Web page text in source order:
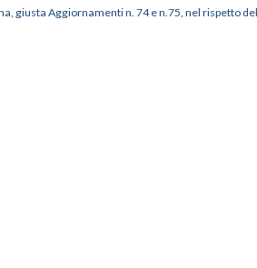
giusta Aggiornamenti n. 74 e n.75, nel rispetto